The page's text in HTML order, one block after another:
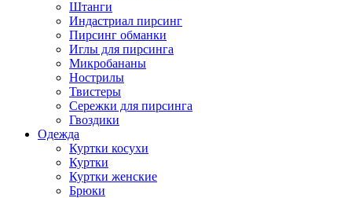
Штанги
Индастриал пирсинг
Пирсинг обманки
Иглы для пирсинга
Микробананы
Нострилы
Твистеры
Сережки для пирсинга
Гвоздики
Одежда
Куртки косухи
Куртки
Куртки женские
Брюки